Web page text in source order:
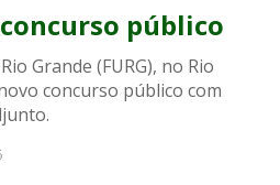
concurso público
Grande (FURG), no Rio
concurso público com